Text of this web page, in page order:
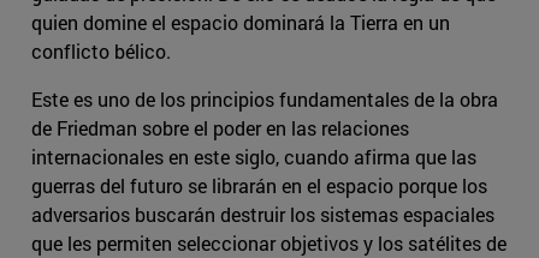
quien domine el espacio dominará la Tierra en un
conflicto bélico.
Este es uno de los principios fundamentales de la obra
de Friedman sobre el poder en las relaciones
internacionales en este siglo, cuando afirma que las
guerras del futuro se librarán en el espacio porque los
adversarios buscarán destruir los sistemas espaciales
que les permiten seleccionar objetivos y los satélites de